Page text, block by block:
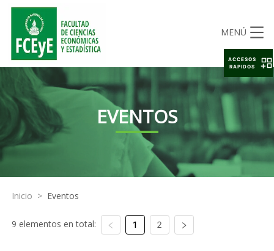
MENÚ
EVENTOS
Inicio > Eventos
9 elementos en total: 1 2
ACCESOS
RAPIDOS